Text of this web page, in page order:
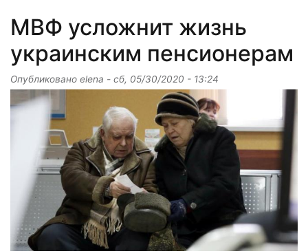
МВФ усложнит жизнь
украинским пенсионерам
Опубликовано elena - сб, 05/30/2020 - 13:24